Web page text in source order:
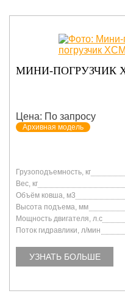
МИНИ-ПОГРУЗЧИК
Цена: По запросу
Архивная модель
Грузоподъемность, кг
Вес, кг
Объём ковша, м3
Высота подъема, мм
Мощность двигателя, л.с
Поток гидравлики, л/мин
УЗНАТЬ БОЛЬШЕ